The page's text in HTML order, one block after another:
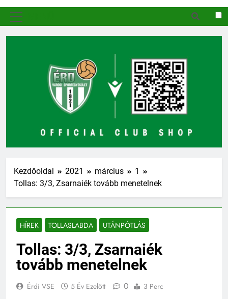
Kezdőoldal 2021 március
1
Tollas: 3/3, Zsarnaiék tovább menetelnek
HÍREK TOLLASLABDA UTÁNPÓTLÁS
Tollas: 3/3, Zsarnaiék
tovább menetelnek
Érdi VSE 5 Év Ezelőtt 0 3 Perc